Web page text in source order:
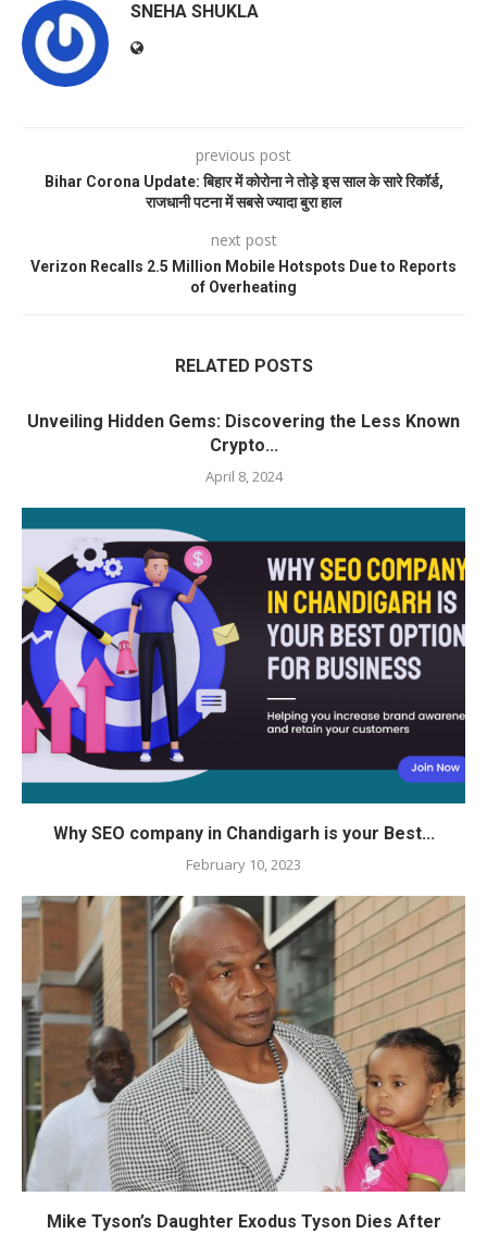
SNEHA SHUKLA
previous post
Bihar Corona Update: बिहार में कोरोना ने तोड़े इस साल के सारे रिकॉर्ड,
राजधानी पटना में सबसे ज्यादा बुरा हाल
next post
Verizon Recalls 2.5 Million Mobile Hotspots Due to Reports
of Overheating
RELATED POSTS
Unveiling Hidden Gems: Discovering the Less Known
Crypto...
April 8, 2024
Why SEO company in Chandigarh is your Best...
February 10, 2023
Mike Tyson’s Daughter Exodus Tyson Dies After